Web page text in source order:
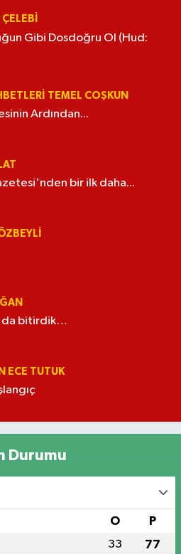
Gibi Dosdoğru Ol (Hud:
TEMEL COŞKUN
Ardından...
bir ilk daha...
da bitirdik…
ECE TUTUK
Durumu
O P
33 77